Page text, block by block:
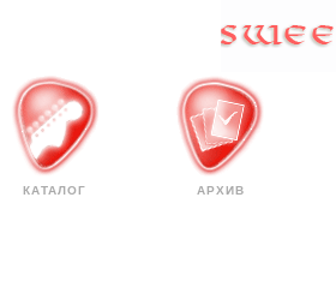
КАТАЛОГ АРХИВ